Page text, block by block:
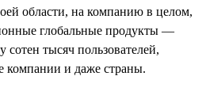
области, на компанию в целом,
глобальные продукты —
сотен тысяч пользователей,
компании и даже страны.